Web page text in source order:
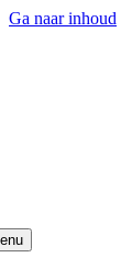
Ga naar inhoud